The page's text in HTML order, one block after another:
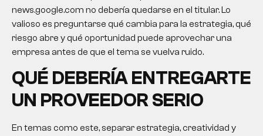
news.google.com no debería quedarse en el titular. Lo
valioso es preguntarse qué cambia para la estrategia, qué
riesgo abre y qué oportunidad puede aprovechar una
empresa antes de que el tema se vuelva ruido.
QUÉ DEBERÍA ENTREGARTE
UN PROVEEDOR SERIO
En temas como este, separar estrategia, creatividad y